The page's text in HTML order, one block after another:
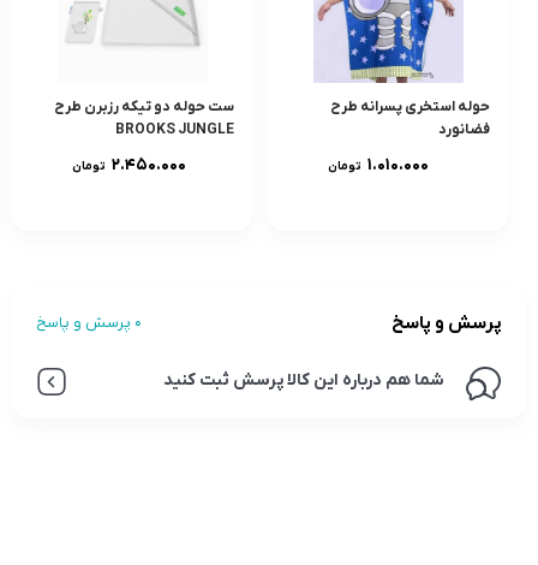
حوله استخری پسرانه طرح
فضانورد
۱.۰۱۰.۰۰۰ تومان
ست حوله دو تیکه رزبرن طرح
BROOKS JUNGLE
۲.۴۵۰.۰۰۰ تومان
پرسش و پاسخ 0 پرسش و پاسخ
شما هم درباره این کالا پرسش ثبت کنید